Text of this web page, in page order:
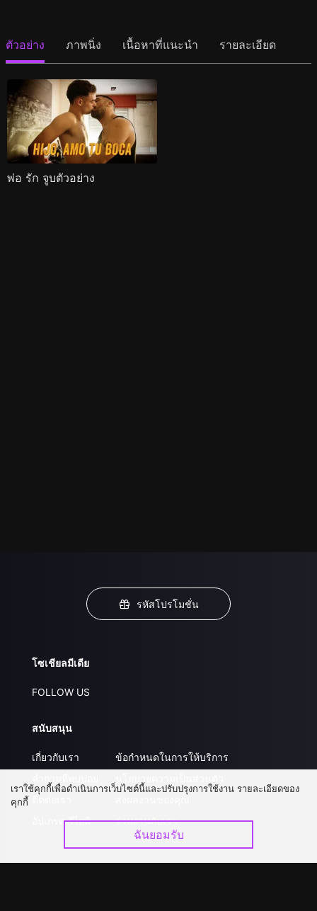
ตัวอย่าง ภาพนิ่ง เนื้อหาที่แนะนำ รายละเอียด
พ่อ รัก จูบตัวอย่าง
รหัสโปรโมชั่น
โซเชียลมีเดีย
FOLLOW US
สนับสนุน
เกี่ยวกับเรา
อัปเกรด วีไอพี
ข้อกำหนดในการให้บริการ
ร่วมงานกับเรา
เราใช้คุกกี้เพื่อดำเนินการเว็บไซต์นี้และปรับปรุงการใช้งาน รายละเอียดของ
คุกกี้
ฉันยอมรับ